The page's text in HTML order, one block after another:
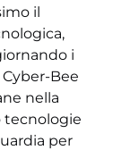
il
i
Bee
nella
tecnologie
per